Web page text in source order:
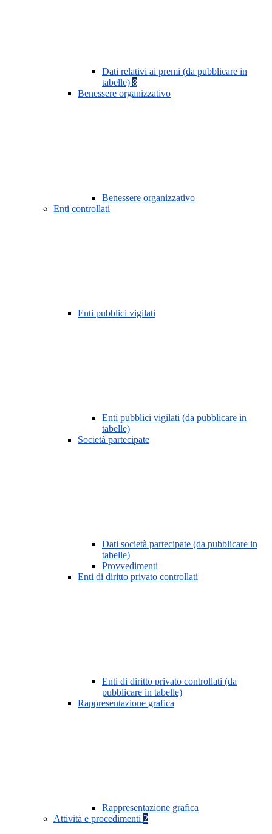
Dati relativi ai premi (da pubblicare in
tabelle) 8
Benessere organizzativo
Benessere organizzativo
Enti controllati
Enti pubblici vigilati
Enti pubblici vigilati (da pubblicare in
tabelle)
Società partecipate
Dati società partecipate (da pubblicare in
tabelle)
Provvedimenti
Enti di diritto privato controllati
Enti di diritto privato controllati (da
pubblicare in tabelle)
Rappresentazione grafica
Rappresentazione grafica
Attività e procedimenti 2